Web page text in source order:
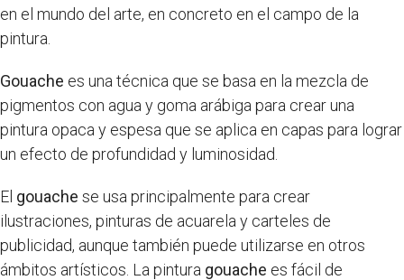
en el mundo del arte, en concreto en el campo de la
pintura.
Gouache es una técnica que se basa en la mezcla de
pigmentos con agua y goma arábiga para crear una
pintura opaca y espesa que se aplica en capas para lograr
un efecto de profundidad y luminosidad.
El gouache se usa principalmente para crear
ilustraciones, pinturas de acuarela y carteles de
publicidad, aunque también puede utilizarse en otros
ámbitos artísticos. La pintura gouache es fácil de